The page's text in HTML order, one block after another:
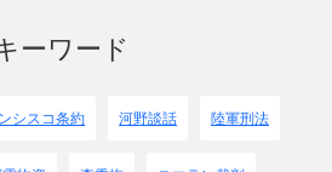
前準備、打ち合わせ等が書かれて
期し一斉検挙を開始し
ーワード
シスコ条約 河野談話 陸軍刑法